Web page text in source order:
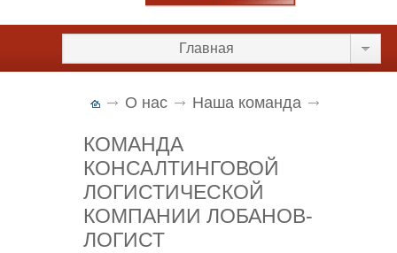
Главная
О нас Наша команда
КОМАНДА
КОНСАЛТИНГОВОЙ
ЛОГИСТИЧЕСКОЙ
КОМПАНИИ ЛОБАНОВ-
ЛОГИСТ